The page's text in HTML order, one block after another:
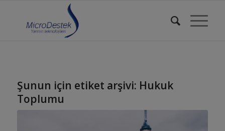
Şunun için etiket arşivi: Hukuk
Toplumu